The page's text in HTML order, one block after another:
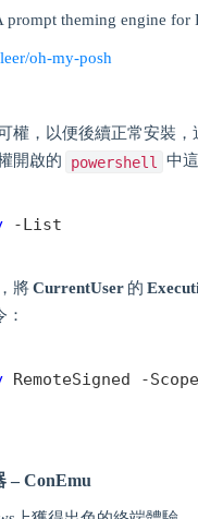
prompt theming engine
oh-my-posh
權，以便後續正常安裝
開啟的
powershell 中
-List
將CurrentUser 的
RemoteSigned -
– ConEmu